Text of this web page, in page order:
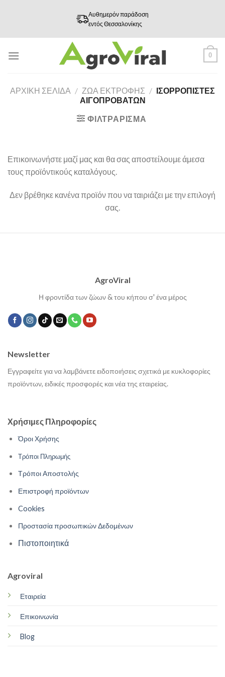
Αυθημερόν παράδοση
εντός Θεσσαλονίκης
0
ΑΡΧΙΚΉ ΣΕΛΊΔΑ / ΖΩΑ ΕΚΤΡΟΦΗΣ / ΙΣΟΡΡΟΠΙΣΤΕΣ
ΑΙΓΟΠΡΟΒΑΤΩΝ
ΦΙΛΤΡΆΡΙΣΜΑ
Επικοινωνήστε μαζί μας και θα σας αποστείλουμε άμεσα
τους προϊόντικούς καταλόγους.
Δεν βρέθηκε κανένα προϊόν που να ταιριάζει με την επιλογή
σας.
AgroViral
Η φροντίδα των ζώων & του κήπου σ' ένα μέρος
Χρήσιμες Πληροφορίες
Όροι Χρήσης
Τρόποι Πληρωμής
Τρόποι Αποστολής
Επιστροφή προϊόντων
Cookies
Προστασία προσωπικών Δεδομένων
Πιστοποιητικά
Agroviral
Εταιρεία
Επικοινωνία
Blog
Newsletter
Εγγραφείτε για να λαμβάνετε ειδοποιήσεις σχετικά με κυκλοφορίες
προϊόντων, ειδικές προσφορές και νέα της εταιρείας.